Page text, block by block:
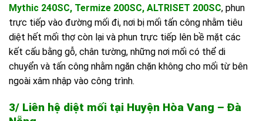
Mythic 240SC, Termize 200SC, ALTRISET 200SC, phun
trực tiếp vào đường mối đi, nơi bị mối tấn công nhằm tiêu
diệt hết mối thợ còn lại và phun trực tiếp lên bề mặt các
kết cấu bằng gỗ, chân tường, những nơi mối có thể di
chuyển và tấn công nhằm ngăn chặn không cho mối từ bên
ngoài xâm nhập vào công trình.
3/ Liên hệ diệt mối tại Huyện Hòa Vang – Đà